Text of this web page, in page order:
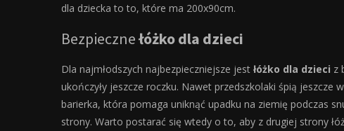
dla dziecka to to, które ma 200x90cm.
Bezpiecznełóżko dla dzieci
Dla najmłodszych najbezpieczniejsze jest łóżko dla dzieci z
ukończyły jeszcze roczku. Nawet przedszkolaki śpią jeszcze
barierka, która pomaga uniknąć upadku na ziemię podczas
strony. Warto postarać się wtedy o to, aby z drugiej strony